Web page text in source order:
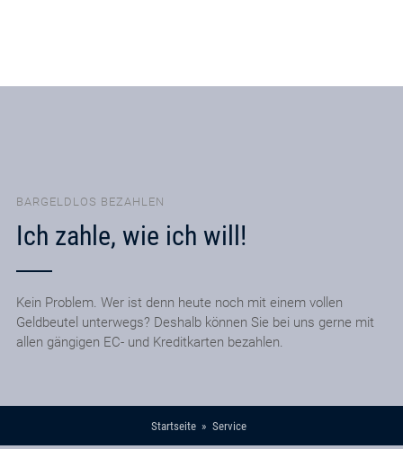
BARGELDLOS BEZAHLEN
Ich zahle, wie ich will!
Kein Problem. Wer ist denn heute noch mit einem vollen
Geldbeutel unterwegs? Deshalb können Sie bei uns gerne mit
allen gängigen EC- und Kreditkarten bezahlen.
Startseite Service